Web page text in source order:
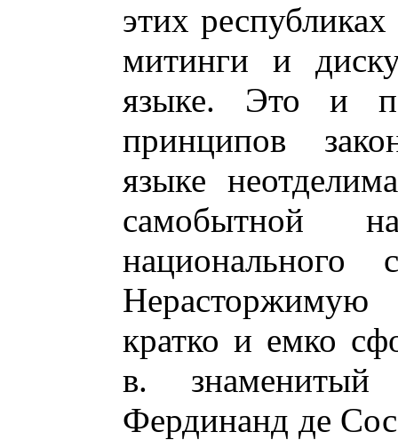
этих
митинги и
языке. Это и
принципов
языке
самобытной
национального
кратко и емко
в. знаменитый
Фердинанд де